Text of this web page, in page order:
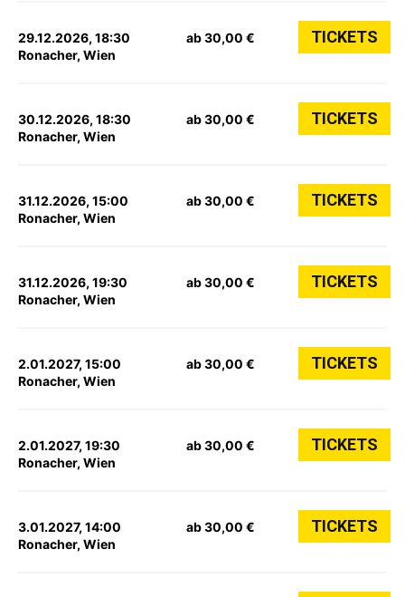
29.12.2026, 18:30
Ronacher, Wien
ab 30,00 € TICKETS
30.12.2026, 18:30
Ronacher, Wien
ab 30,00 € TICKETS
31.12.2026, 15:00
Ronacher, Wien
ab 30,00 € TICKETS
31.12.2026, 19:30
Ronacher, Wien
ab 30,00 € TICKETS
2.01.2027, 15:00
Ronacher, Wien
ab 30,00 € TICKETS
2.01.2027, 19:30
Ronacher, Wien
ab 30,00 € TICKETS
3.01.2027, 14:00
Ronacher, Wien
ab 30,00 € TICKETS